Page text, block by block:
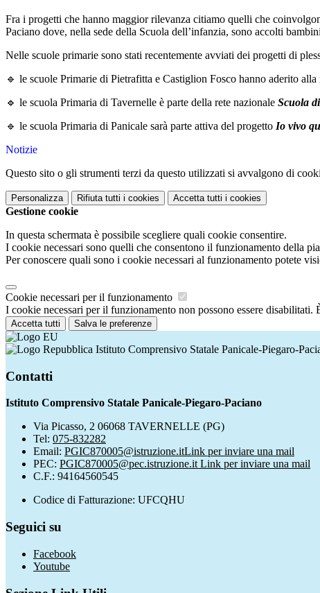
Fra i progetti che hanno maggior rilevanza citiamo quelli che
Paciano dove, nella sede della Scuola dell’infanzia, sono accolti
Nelle scuole primarie sono stati recentemente avviati dei progetti di
🔹 le scuole Primarie di Pietrafitta e Castiglion Fosco hanno aderito alla
🔹 le scuola Primaria di Tavernelle è parte della rete nazionale Scuola
🔹 le scuola Primaria di Panicale sarà parte attiva del progetto Io vivo
Notizie
Questo sito o gli strumenti terzi da questo utilizzati si avvalgono di
Personalizza Rifiuta tutti i cookies Accetta tutti i cookies
Gestione cookie
In questa schermata è possibile scegliere quali cookie consentire.
I cookie necessari sono quelli che consentono il funzionamento della
Per conoscere quali sono i cookie necessari al funzionamento potete
Cookie necessari per il funzionamento
I cookie necessari per il funzionamento non possono essere
Accetta tutti Salva le preferenze
Istituto Comprensivo Statale Panicale-Piegaro-
Contatti
Istituto Comprensivo Statale Panicale-Piegaro-Paciano
Via Picasso, 2 06068 TAVERNELLE (PG)
Tel: 075-832282
Email: PGIC870005@istruzione.itLink per inviare una mail
PEC: PGIC870005@pec.istruzione.it Link per inviare una mail
C.F.: 94164560545
Codice di Fatturazione: UFCQHU
Seguici su
Facebook
Youtube